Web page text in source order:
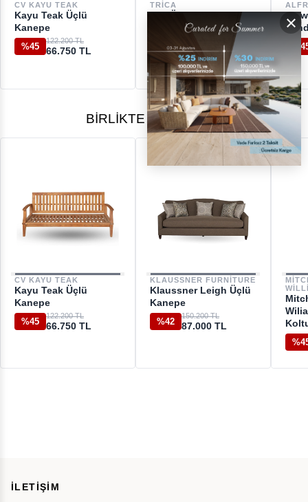
DESTEK
CV KAYU TEAK
Kayu Teak Üçlü
Kanepe
%45
122.200 TL
66.750 TL
TRICA
Ted Örgülü White Kollu
Sandalye
%41 15.080 TL
BIRLIKTE ALINANLAR
CV KAYU TEAK
Kayu Teak Üçlü
Kanepe
%45
122.200 TL
66.750 TL
KLAUSSNER FURNITURE
Klaussner Leigh Üçlü
Kanepe
%42
150.200 TL
87.000 TL
×
İLETİŞİM